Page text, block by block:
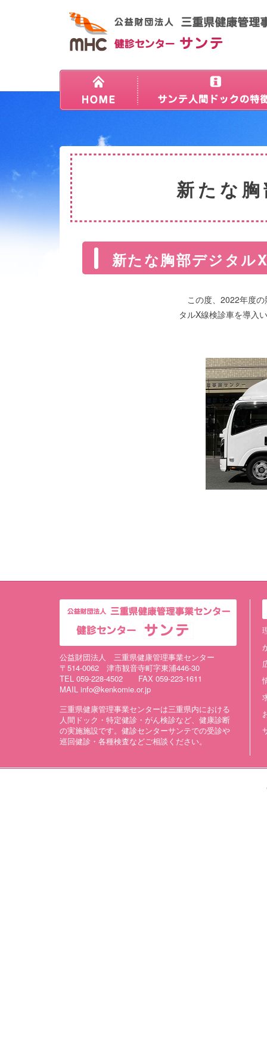
新たな
新たな胸部デジタル
この度、2022年度の
タルX線検診車を導入
公益財団法人 三重県健康管理事業センター
〒514-0062 津市観音寺町字東浦446-30
TEL 059-228-4502 FAX 059-223-1611
MAIL info@kenkomie.or.jp
三重県健康管理事業センターは三重県内における
人間ドック・特定健診・がん検診など、健康診断
の実施施設です。健診センターサンテでの受診や
巡回健診・各種検査などご相談ください。